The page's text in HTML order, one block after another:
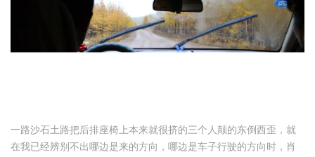
一路沙石土路把后排座椅上本来就很挤的三个人颠的东倒西歪，就
在我已经辨别不出哪边是来的方向，哪边是车子行驶的方向时，肖